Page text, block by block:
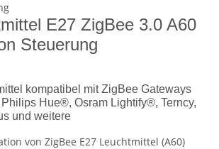
E27 ZigBee 3.0 A60
Steuerung
kompatibel mit ZigBee Gateways
Hue®, Osram Lightify®, Terncy,
und weitere
von ZigBee E27 Leuchtmittel (A60)